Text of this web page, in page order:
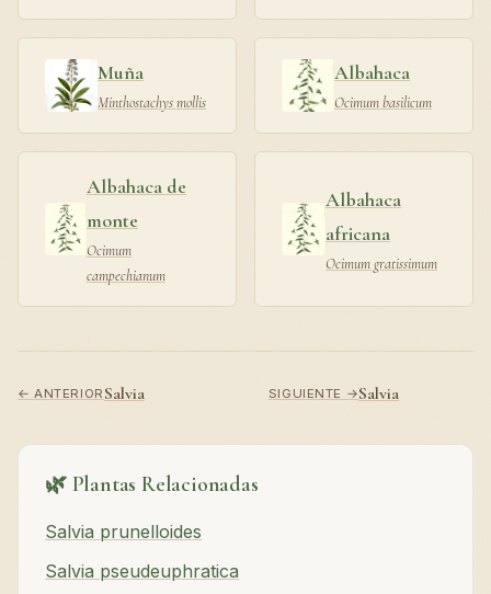
Muña
Minthostachys mollis
Albahaca
Ocimum basilicum
Albahaca de
monte
Ocimum
campechianum
Albahaca
africana
Ocimum gratissimum
← ANTERIORSalvia SIGUIENTE →Salvia
🌿 Plantas Relacionadas
Salvia prunelloides
Salvia pseudeuphratica